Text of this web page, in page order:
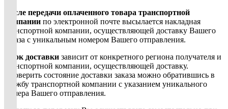
После передачи оплаченного товара транспортной
компании по электронной почте высылается накладная
транспортной компании, осуществляющей доставку Вашего
заказа с уникальным номером Вашего отправления.
Срок доставки зависит от конкретного региона получателя и
транспортной компании, осуществляющей доставку.
Проверить состояние доставки заказа можно обратившись в
службу транспортной компании с указанием уникального
номера Вашего отправления.